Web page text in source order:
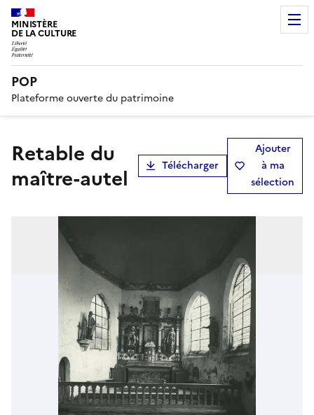
MINISTÈRE
DE LA CULTURE
POP
Plateforme ouverte du patrimoine
retable du
maître-autel
Télécharger
Ajouter
à ma
sélection